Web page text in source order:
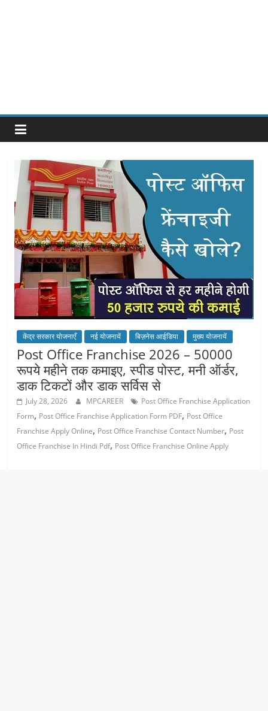
केंद्र सरकार योजनाएँ नई योजनायें बिज़नेस आईडिया मुख्य योजनायें
Post Office Franchise 2026 – 50000
रूपये महीने तक कमाइए, स्पीड पोस्ट, मनी ऑर्डर,
डाक टिकटों और डाक सर्विस से
July 28, 2026 MPCAREER
Post Office Franchise Application
Form, Post Office Franchise Application Form PDF, Post Office
Franchise Apply Online, Post Office Franchise Contact Number, Post
Office Franchise In Hindi Pdf, Post Office Franchise Online Apply